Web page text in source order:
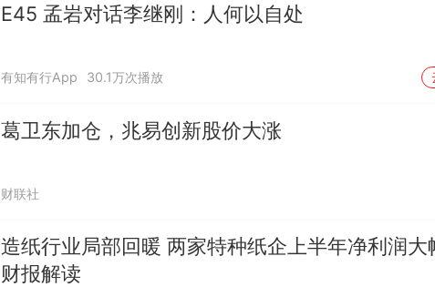
E45 孟岩对话李继刚：人何以自处
有知有行App 30.1万次播放
葛卫东加仓，兆易创新股价大涨
财联社
造纸行业局部回暖 两家特种纸企上半年净利润大
财报解读